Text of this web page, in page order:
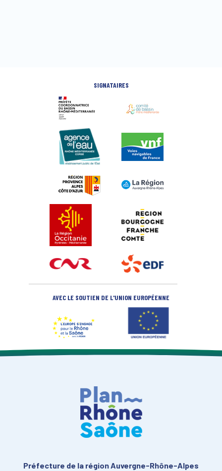
SIGNATAIRES
AVEC LE SOUTIEN DE L'UNION EUROPÉENNE
Préfecture de la région Auvergne-Rhône-Alpes